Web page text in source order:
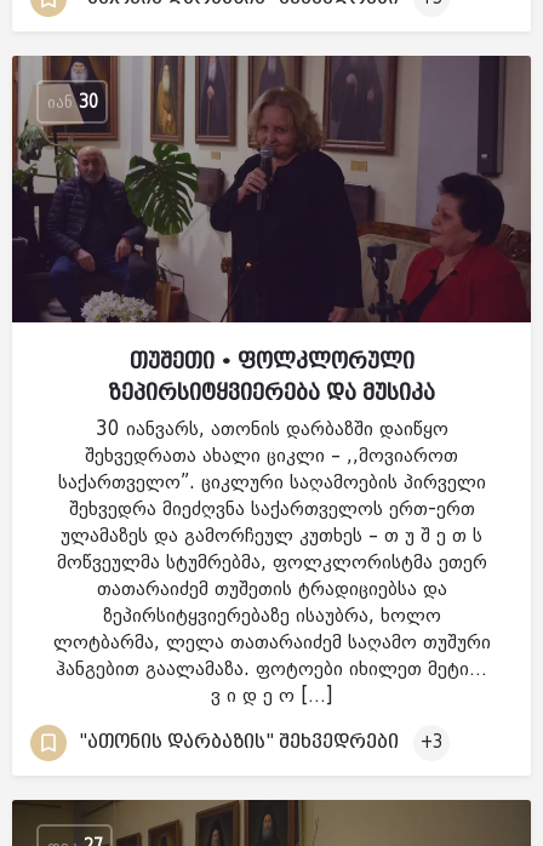
ᲘᲐᲜ 30
თუშეთი • ფოლკლორული
ზეპირსიტყვიერება და მუსიკა
30 იანვარს, ათონის დარბაზში დაიწყო
შეხვედრათა ახალი ციკლი – ,,მოვიაროთ
საქართველო”. ციკლური საღამოების პირველი
შეხვედრა მიეძღვნა საქართველოს ერთ-ერთ
ულამაზეს და გამორჩეულ კუთხეს – თ უ შ ე თ ს
მოწვეულმა სტუმრებმა, ფოლკლორისტმა ეთერ
თათარაიძემ თუშეთის ტრადიციებსა და
ზეპირსიტყვიერებაზე ისაუბრა, ხოლო
ლოტბარმა, ლელა თათარაიძემ საღამო თუშური
ჰანგებით გაალამაზა. ფოტოები იხილეთ მეტი…
ვ ი დ ე ო […]
"ათონის დარბაზის" შეხვედრები +3